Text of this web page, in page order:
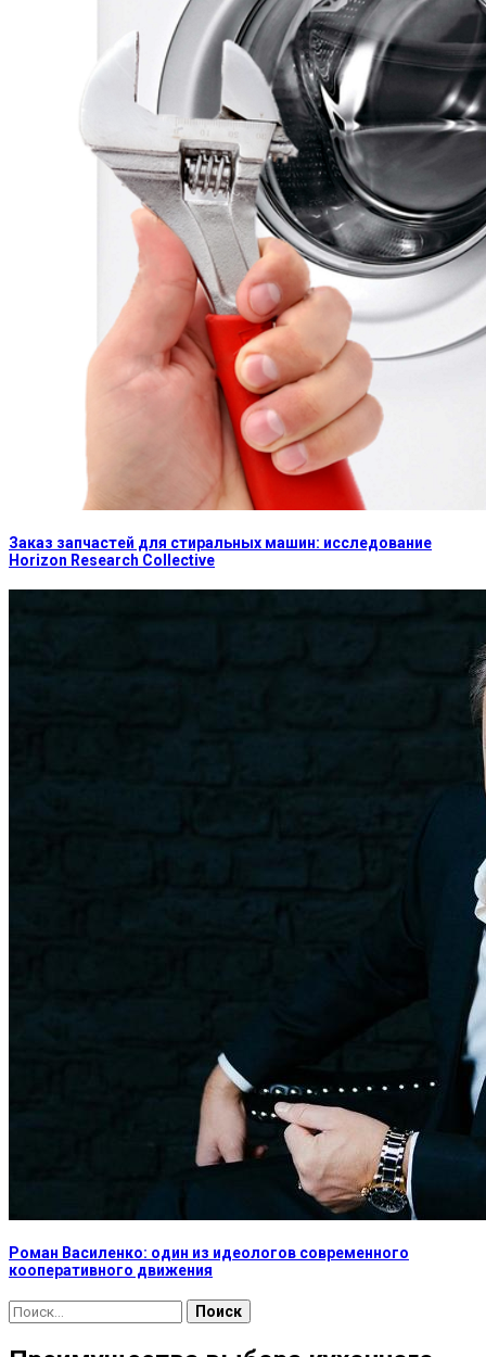
Заказ запчастей для стиральных машин: исследование
Horizon Research Collective
Роман Василенко: один из идеологов современного
кооперативного движения
Найти: